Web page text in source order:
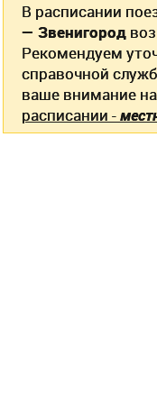
В расписании
— Звенигород
Рекомендуем
справочной
ваше внимание на
расписании -